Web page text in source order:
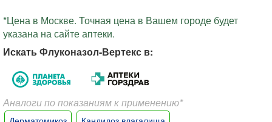
*Цена в Москве. Точная цена в Вашем городе будет
указана на сайте аптеки.
Искать Флуконазол-Вертекс в:
Аналоги по показаниям к применению*